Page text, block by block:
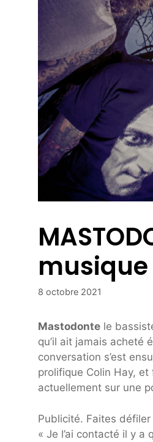
musique
8 octobre 2021
Mastodonte le
qu’il ait jamais acheté
conversation s’est
prolifique Colin Hay,
actuellement sur une
Publicité. Faites
« Je l’ai contacté il y